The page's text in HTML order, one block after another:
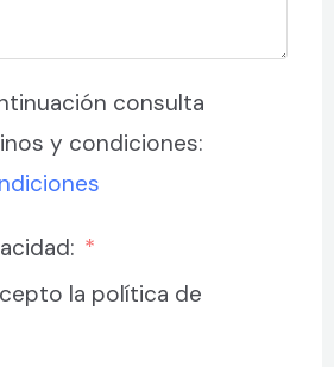
consulta
y condiciones:
la política de